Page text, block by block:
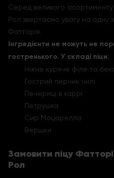
Серед великого
Рол звертаємо увагу на одну
Фатторія.
Інгредієнти не можуть не
гостренького. У складі піци:
Ніжне куряче філе та
Гострий перчик чилі
Печериці в каррі
Петрушка
Сир Моцарелла
Вершки
Замовити піцу
Рол